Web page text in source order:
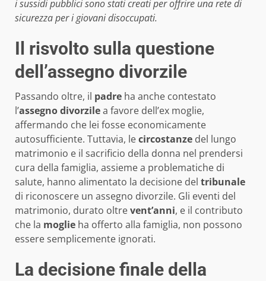
i sussidi pubblici sono stati creati per offrire una rete di
sicurezza per i giovani disoccupati.
Il risvolto sulla questione
dell’assegno divorzile
Passando oltre, il padre ha anche contestato
l’assegno divorzilea favore dell’ex moglie,
affermando che lei fosse economicamente
autosufficiente. Tuttavia, lecircostanze del lungo
matrimonio e il sacrificio della donna nel prendersi
cura della famiglia, assieme a problematiche di
salute, hanno alimentato la decisione del tribunale
di riconoscere un assegno divorzile. Gli eventi del
matrimonio, durato oltrevent’anni, e il contributo
che la moglie ha offerto alla famiglia, non possono
essere semplicemente ignorati.
La decisione finale della